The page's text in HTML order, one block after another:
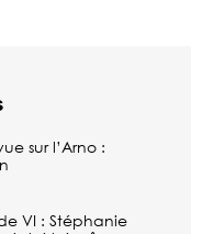
sur l’Arno :
VI : Stéphanie